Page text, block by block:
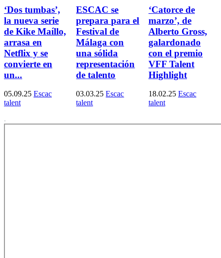
‘Dos tumbas’,
la nueva serie
de Kike Maíllo,
arrasa en
Netflix y se
convierte en
un...
05.09.25 Escac
talent
ESCAC se
prepara para el
Festival de
Málaga con
una sólida
representación
de talento
03.03.25 Escac
talent
‘Catorce de
marzo’, de
Alberto Gross,
galardonado
con el premio
VFF Talent
Highlight
18.02.25 Escac
talent